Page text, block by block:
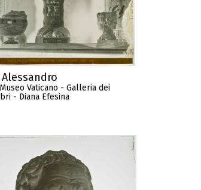
Alessandro
Vaticano - Galleria dei
- Diana Efesina